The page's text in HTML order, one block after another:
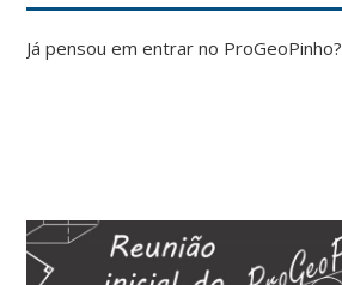
Já pensou em entrar no ProGeoPinho?